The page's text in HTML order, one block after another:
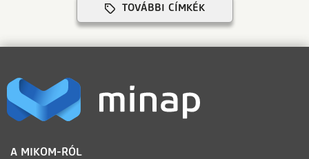
TOVÁBBI CÍMKÉK
LÁBLÉC
A MIKOM-RÓL